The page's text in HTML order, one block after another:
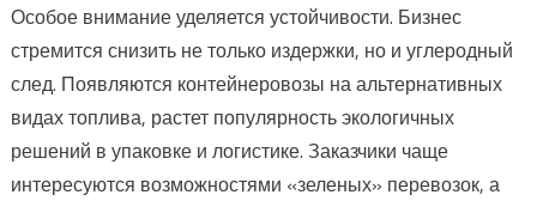
Особое внимание уделяется устойчивости. Бизнес
стремится снизить не только издержки, но и углеродный
след. Появляются контейнеровозы на альтернативных
видах топлива, растет популярность экологичных
решений в упаковке и логистике. Заказчики чаще
интересуются возможностями «зеленых» перевозок, а